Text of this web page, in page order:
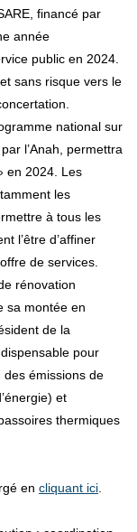
financé par
année
public en 2024.
sans risque vers le
national sur
l’Anah, permettra
en 2024. Les
les
à tous les
l’être d’affiner
de services.
rénovation
sa montée en
de la
pour
émissions de
et
thermiques
en cliquant ici.